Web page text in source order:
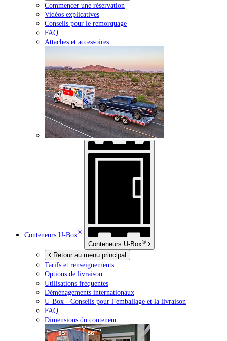
Commencer une réservation
Vidéos explicatives
Conseils pour le remorquage
FAQ
Attaches et accessoires
Conteneurs U-Box®
Conteneurs U-Box®
Retour au menu principal
Tarifs et renseignements
Options de livraison
Utilisations fréquentes
Déménagements internationaux
U-Box - Conseils pour l’emballage et la livraison
FAQ
Dimensions du conteneur